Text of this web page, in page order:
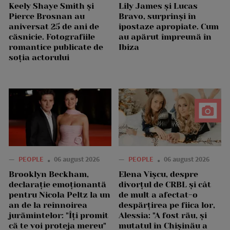
Keely Shaye Smith și
Pierce Brosnan au
aniversat 25 de ani de
căsnicie. Fotografiile
romantice publicate de
soția actorului
Lily James și Lucas
Bravo, surprinși în
ipostaze apropiate. Cum
au apărut împreună în
Ibiza
— PEOPLE 06 august 2026
Brooklyn Beckham,
declarație emoționantă
pentru Nicola Peltz la un
an de la reînnoirea
jurămintelor: "Îți promit
că te voi proteja mereu"
— PEOPLE 06 august 2026
Elena Vîșcu, despre
divorțul de CRBL și cât
de mult a afectat-o
despărțirea pe fiica lor,
Alessia: "A fost rău, și
mutatul în Chișinău a